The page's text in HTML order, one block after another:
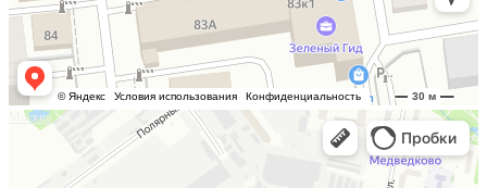
Москва